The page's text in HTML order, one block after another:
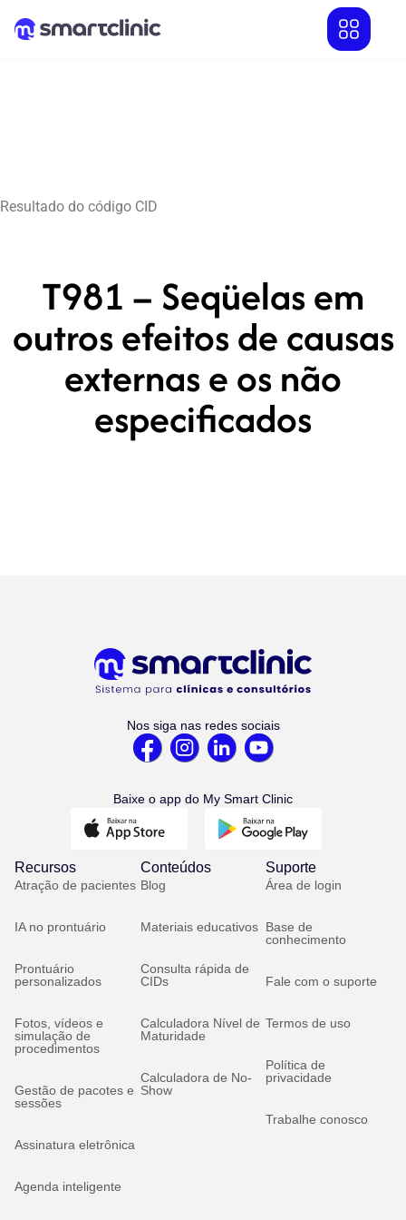
Resultado do código CID
T981 – Seqüelas em
outros efeitos de causas
externas e os não
especificados
Nos siga nas redes sociais
Baixe o app do My Smart Clinic
Recursos
Atração de pacientes
IA no prontuário
Prontuário
personalizados
Fotos, vídeos e
simulação de
procedimentos
Gestão de pacotes e
sessões
Assinatura eletrônica
Agenda inteligente
Conteúdos
Blog
Materiais educativos
Consulta rápida de
CIDs
Calculadora Nível de
Maturidade
Calculadora de No-
Show
Suporte
Área de login
Base de
conhecimento
Fale com o suporte
Termos de uso
Política de
privacidade
Trabalhe conosco